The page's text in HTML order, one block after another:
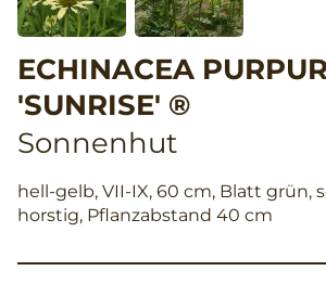
ECHINACEA
'SUNRISE' ®
Sonnenhut
hell-gelb, VII-IX, 60 cm, Blatt grün,
horstig, Pflanzabstand 40 cm